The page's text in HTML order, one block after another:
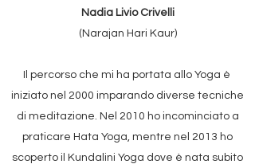
Nadia Livio Crivelli
(Narajan Hari Kaur)
Il percorso che mi ha portata allo Yoga è
iniziato nel 2000 imparando diverse tecniche
di meditazione. Nel 2010 ho incominciato a
praticare Hata Yoga, mentre nel 2013 ho
scoperto il Kundalini Yoga dove è nata subito